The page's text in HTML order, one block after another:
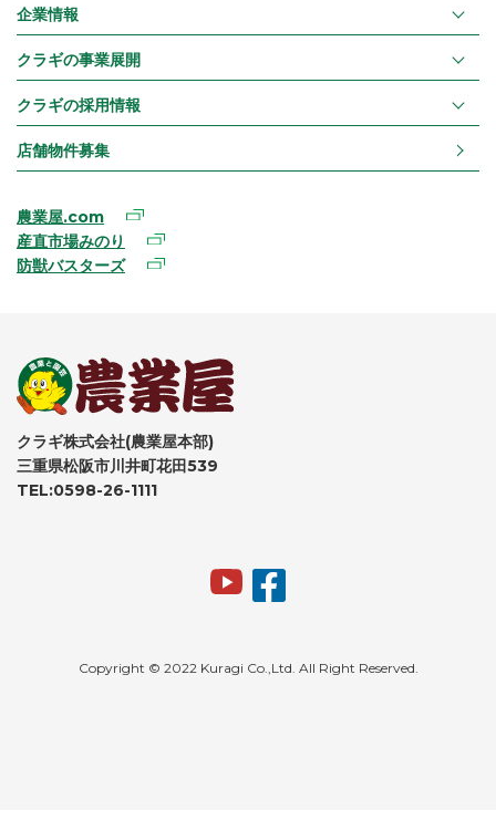
企業情報
クラギの事業展開
クラギの採用情報
店舗物件募集
農業屋.com
産直市場みのり
防獣バスターズ
クラギ株式会社(農業屋本部)
三重県松阪市川井町花田539
TEL:0598-26-1111
Copyright © 2022 Kuragi Co.,Ltd. All Right Reserved.